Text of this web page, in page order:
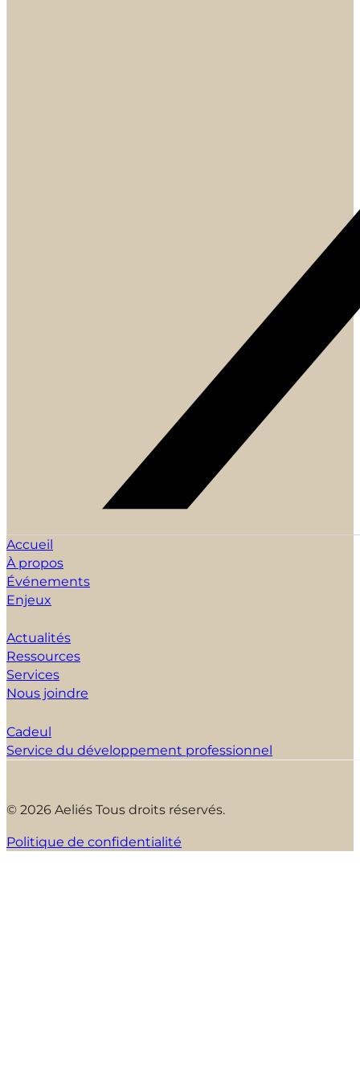
Accueil
À propos
Événements
Enjeux
Actualités
Ressources
Services
Nous joindre
Cadeul
Service du développement professionnel
© 2026 Aeliés Tous droits réservés.
Politique de confidentialité